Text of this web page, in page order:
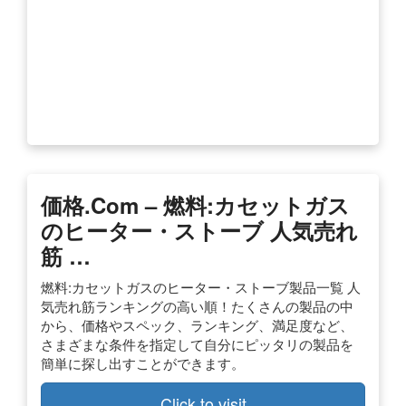
価格.com – 燃料:カセットガス
のヒーター・ストーブ 人気売れ
筋 …
燃料:カセットガスのヒーター・ストーブ製品一覧 人
気売れ筋ランキングの高い順！たくさんの製品の中
から、価格やスペック、ランキング、満足度など、
さまざまな条件を指定して自分にピッタリの製品を
簡単に探し出すことができます。